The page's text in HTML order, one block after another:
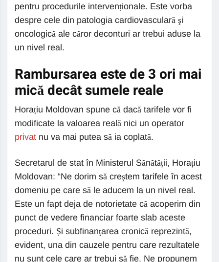
pentru procedurile intervenționale. Este vorba
despre cele din patologia cardiovasculară şi
oncologică ale căror deconturi ar trebui aduse la
un nivel real.
Rambursarea este de 3 ori mai
mică decât sumele reale
Horațiu Moldovan spune că dacă tarifele vor fi
modificate la valoarea reală nici un operator
privat nu va mai putea să ia coplată.
Secretarul de stat în Ministerul Sănătății, Horațiu
Moldovan: “Ne dorim să creştem tarifele în acest
domeniu pe care să le aducem la un nivel real.
Este un fapt deja de notorietate că acoperim din
punct de vedere financiar foarte slab aceste
proceduri. Și subfinanţarea cronică reprezintă,
evident, una din cauzele pentru care rezultatele
nu sunt cele care ar trebui să fie. Ne propunem